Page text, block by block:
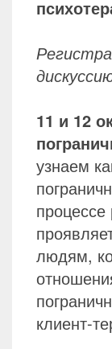
11 и 12
узнаем
процессе
людям,
клиент-